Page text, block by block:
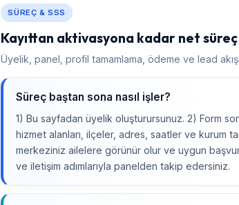
SÜREÇ & SSS
Kayıttan aktivasyona kadar net süreç
Üyelik, panel, profil tamamlama, ödeme ve lead akışı
Süreç baştan sona nasıl işler?
1) Bu sayfadan üyelik oluşturursunuz. 2) Form
hizmet alanları, ilçeler, adres, saatler ve kurum
merkeziniz ailelere görünür olur ve uygun
ve iletişim adımlarıyla panelden takip edersiniz.